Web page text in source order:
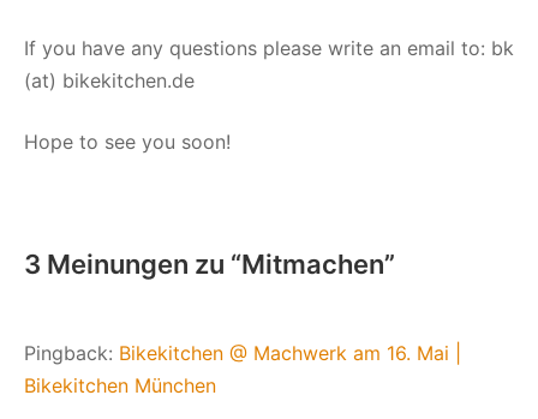
If you have any questions please write an email to: bk
(at) bikekitchen.de
Hope to see you soon!
3 Meinungen zu “Mitmachen”
Pingback: Bikekitchen @ Machwerk am 16. Mai |
Bikekitchen München